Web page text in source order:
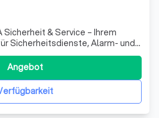
& Service – Ihrem
Sicherheitsdienste, Alarm- und
Gebäudedienste. Mit
diesen Bereichen garantieren wir
hochwertige und
Unsere engagierte
Angebot